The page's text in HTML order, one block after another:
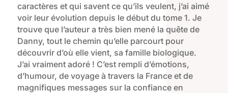
caractères et qui savent ce qu’ils veulent, j’ai aimé
voir leur évolution depuis le début du tome 1. Je
trouve que l’auteur a très bien mené la quête de
Danny, tout le chemin qu’elle parcourt pour
découvrir d’où elle vient, sa famille biologique.
J’ai vraiment adoré ! C’est rempli d’émotions,
d’humour, de voyage à travers la France et de
magnifiques messages sur la confiance en